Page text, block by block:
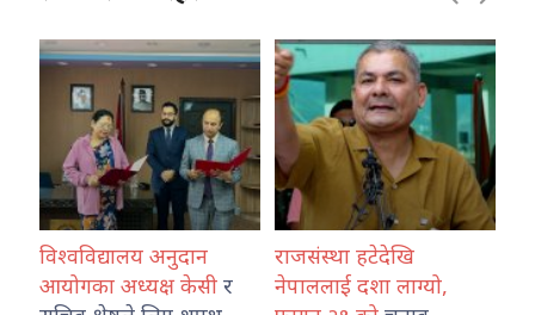
विश्वविद्यालय अनुदान
आयोगका अध्यक्ष केसी र
राजसंस्था हटेदेखि
नेपाललाई दशा लाग्यो,